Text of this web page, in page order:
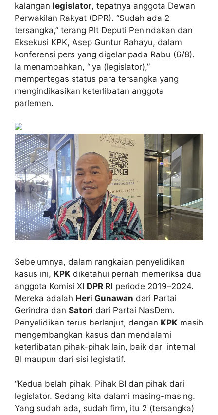
kalangan legislator, tepatnya anggota Dewan
Perwakilan Rakyat (DPR). “Sudah ada 2
tersangka,” terang Plt Deputi Penindakan dan
Eksekusi KPK, Asep Guntur Rahayu, dalam
konferensi pers yang digelar pada Rabu (6/8).
Ia menambahkan, “Iya (legislator),”
mempertegas status para tersangka yang
mengindikasikan keterlibatan anggota
parlemen.
Sebelumnya, dalam rangkaian penyelidikan
kasus ini, KPK diketahui pernah memeriksa dua
anggota Komisi XI DPR RI periode 2019–2024.
Mereka adalah Heri Gunawan dari Partai
Gerindra dan Satori dari Partai NasDem.
Penyelidikan terus berlanjut, dengan KPK masih
mengembangkan kasus dan mendalami
keterlibatan pihak-pihak lain, baik dari internal
BI maupun dari sisi legislatif.
“Kedua belah pihak. Pihak BI dan pihak dari
legislator. Sedang kita dalami masing-masing.
Yang sudah ada, sudah firm, itu 2 (tersangka)